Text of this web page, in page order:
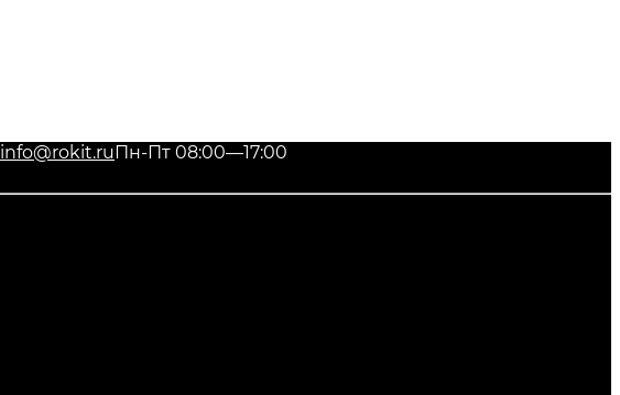
info@rokit.ruПн-Пт 08:00—17:00